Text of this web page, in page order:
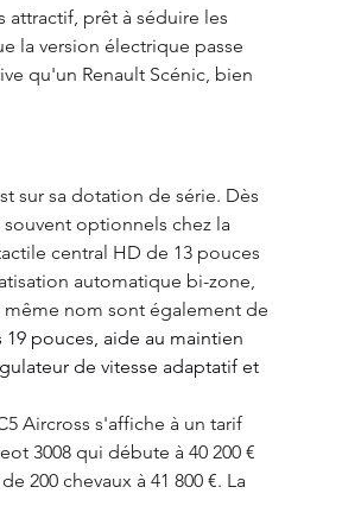
prêt à séduire les
la version électrique passe
qu'un Renault Scénic, bien
sur sa dotation de série. Dès
optionnels chez la
central HD de 13 pouces
automatique bi-zone,
nom sont également de
19 pouces, aide au maintien
de vitesse adaptatif et
Aircross s'affiche à un tarif
3008 qui débute à 40 200 €
200 chevaux à 41 800 €. La